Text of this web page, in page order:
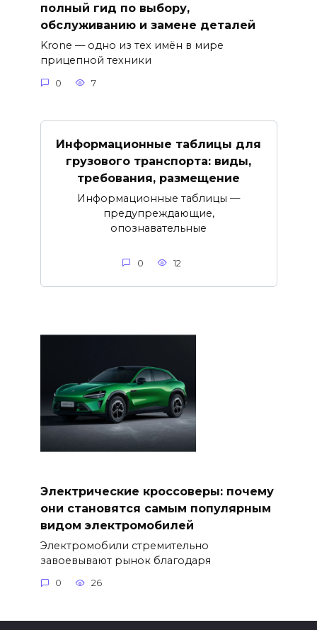
полный гид по выбору,
обслуживанию и замене деталей
Krone — одно из тех имён в мире
прицепной техники
0 7
Информационные таблицы для
грузового транспорта: виды,
требования, размещение
Информационные таблицы —
предупреждающие,
опознавательные
0 12
Электрические кроссоверы: почему
они становятся самым популярным
видом электромобилей
Электромобили стремительно
завоевывают рынок благодаря
0 26